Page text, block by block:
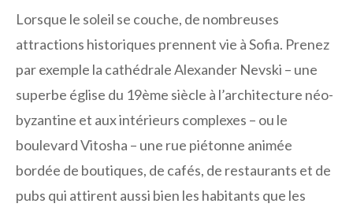
Lorsque le soleil se couche, de nombreuses
attractions historiques prennent vie à Sofia. Prenez
par exemple la cathédrale Alexander Nevski – une
superbe église du 19ème siècle à l’architecture néo-
byzantine et aux intérieurs complexes – ou le
boulevard Vitosha – une rue piétonne animée
bordée de boutiques, de cafés, de restaurants et de
pubs qui attirent aussi bien les habitants que les